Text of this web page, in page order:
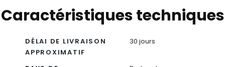
Caractéristiques techniques
DÉLAI DE LIVRAISON
APPROXIMATIF
30 jours